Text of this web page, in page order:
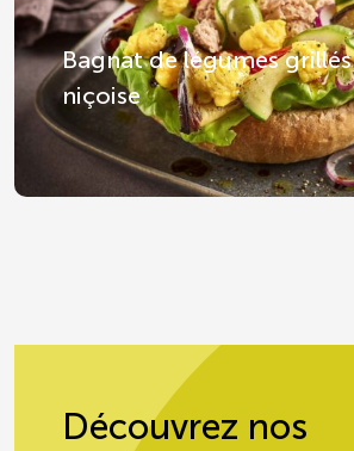
Bagnat de légumes
niçoise
Découvrez nos